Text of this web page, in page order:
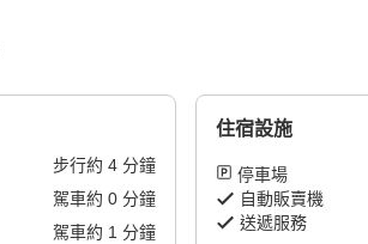
步行約 4分鐘
駕車約 0分鐘
駕車約 1 分鐘
住宿設施
停車場
自動販賣機
送遞服務